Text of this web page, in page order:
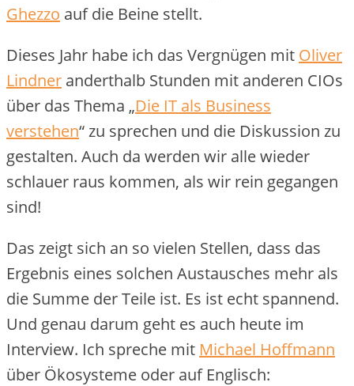
Ghezzo auf die Beine stellt.
Dieses Jahr habe ich das Vergnügen mit Oliver
Lindner anderthalb Stunden mit anderen CIOs
über das Thema „Die IT als Business
verstehen“ zu sprechen und die Diskussion zu
gestalten. Auch da werden wir alle wieder
schlauer raus kommen, als wir rein gegangen
sind!
Das zeigt sich an so vielen Stellen, dass das
Ergebnis eines solchen Austausches mehr als
die Summe der Teile ist. Es ist echt spannend.
Und genau darum geht es auch heute im
Interview. Ich spreche mit Michael Hoffmann
über Ökosysteme oder auf Englisch: